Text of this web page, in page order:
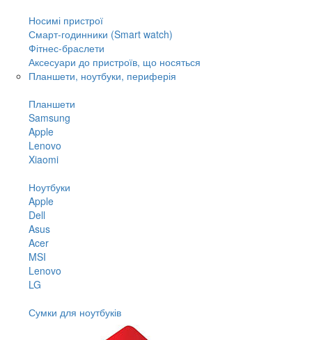
Носимі пристрої
Смарт-годинники (Smart watch)
Фітнес-браслети
Аксесуари до пристроїв, що носяться
Планшети, ноутбуки, периферія
Планшети
Samsung
Apple
Lenovo
Xiaomi
Ноутбуки
Apple
Dell
Asus
Acer
MSI
Lenovo
LG
Сумки для ноутбуків